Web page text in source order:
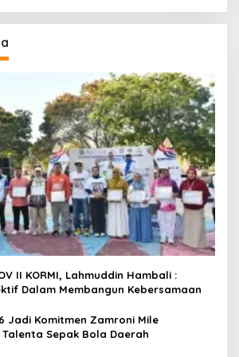
II KORMI, Lahmuddin Hambali :
Dalam Membangun Kebersamaan
Jadi Komitmen Zamroni Mile
Sepak Bola Daerah